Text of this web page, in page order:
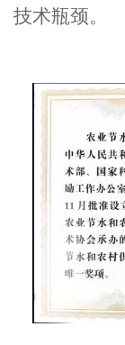
技术瓶颈。